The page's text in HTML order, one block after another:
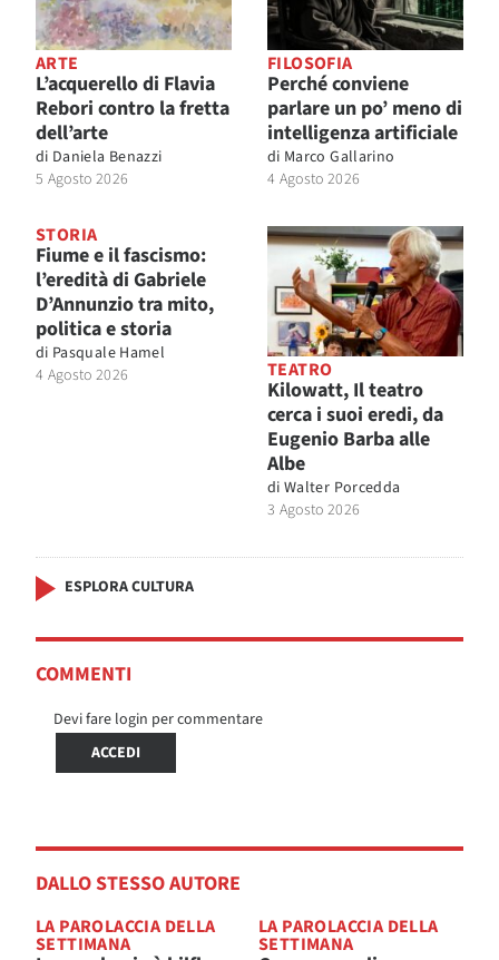
ARTE
L’acquerello di Flavia
Rebori contro la fretta
dell’arte
di Daniela Benazzi
5 Agosto 2026
FILOSOFIA
Perché conviene
parlare un po’ meno di
intelligenza artificiale
di Marco Gallarino
4 Agosto 2026
STORIA
Fiume e il fascismo:
l’eredità di Gabriele
D’Annunzio tra mito,
politica e storia
di Pasquale Hamel
4 Agosto 2026
TEATRO
Kilowatt, Il teatro
cerca i suoi eredi, da
Eugenio Barba alle
Albe
di Walter Porcedda
3 Agosto 2026
ESPLORA CULTURA
COMMENTI
Devi fare login per commentare
ACCEDI
DALLO STESSO AUTORE
LA PAROLACCIA DELLA
SETTIMANA
LA PAROLACCIA DELLA
SETTIMANA